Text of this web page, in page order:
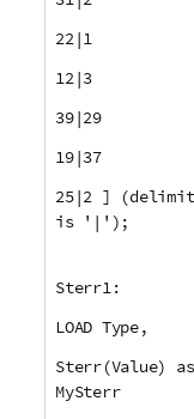
22|1
12|3
39|29
19|37
25|2 ]
is '|');
Sterr1:
LOAD Type,
Sterr(Value) as
MySterr